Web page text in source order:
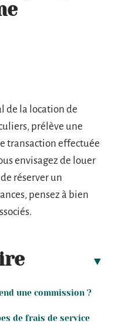
de la location de
prélève une
transaction effectuée
envisagez de louer
réserver un
pensez à bien
une commission ?
de frais de service